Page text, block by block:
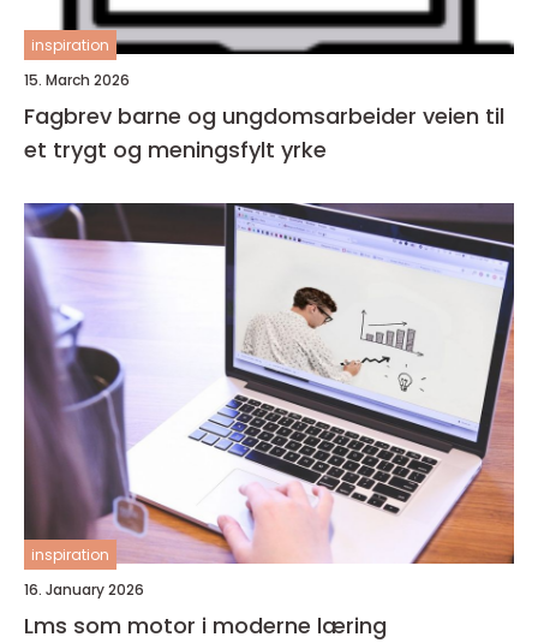
inspiration
15. March 2026
Fagbrev barne og ungdomsarbeider veien til
et trygt og meningsfylt yrke
inspiration
16. January 2026
Lms som motor i moderne læring